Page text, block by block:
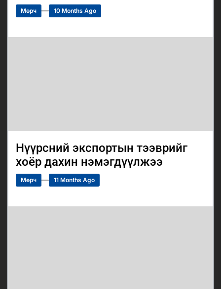
Мөрч 10 Months Ago
Нүүрсний экспортын тээврийг
хоёр дахин нэмэгдүүлжээ
Мөрч 11 Months Ago